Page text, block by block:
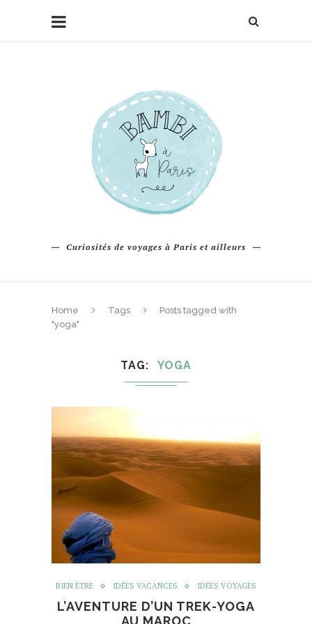
Curiosités de voyages à Paris et ailleurs
Home Tags
Posts tagged with
"yoga"
TAG YOGA
BIEN ÊTRE IDÉES VACANCES IDÉES VOYAGES
L’AVENTURE D’UN TREK-YOGA
AU MAROC